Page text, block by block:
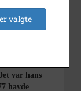
begravet på
Var der hjælp
var hans
havde
valgte